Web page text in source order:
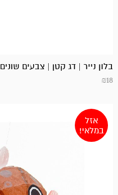
בלון נייר | דג קטן | צבעים שונים
₪18
אזל
במלאי!